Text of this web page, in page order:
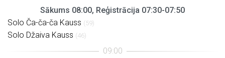
Sākums 08:00, Reģistrācija 07:30-07:50
Solo Ča-ča-ča Kauss (59)
Solo Džaiva Kauss (46)